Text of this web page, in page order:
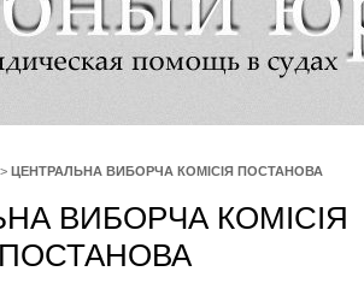
> ЦЕНТРАЛЬНА ВИБОРЧА КОМІСІЯ ПОСТАНОВА
ВИБОРЧА КОМІСІЯ
ПОСТАНОВА